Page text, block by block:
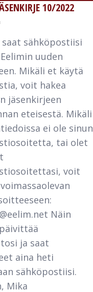
10/2022
saat sähköpostiisi
uuden
Mikäli et käytä
voit hakea
jäsenkirjeen
eteisestä. Mikäli
ei ole sinun
tai olet
voit
Näin
ja saat
aina heti
sähköpostiisi.
Mika